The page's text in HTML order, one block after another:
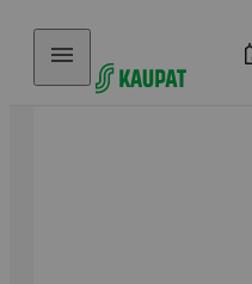
Hyppää sisältöön